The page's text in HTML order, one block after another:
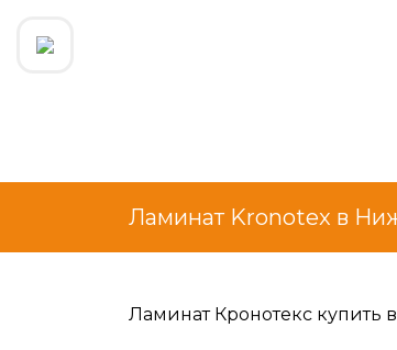
Ламинат Kronotex в
Ламинат Кронотекс